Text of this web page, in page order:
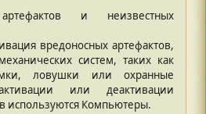
и неизвестных
вредоносных артефактов,
систем, таких как
ловушки или охранные
или деактивации
используются Компьютеры.